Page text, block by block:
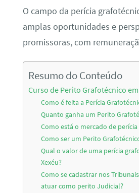
O campo da perícia
amplas oportunidades e
promissoras, com
Resumo do Conteúdo
Curso de Perito Grafotécnico em
Como é feita a Perícia
Quanto ganha um Perito
Como está o mercado de
Como ser um Perito
Qual o valor de uma perícia
Xexéu?
Como se cadastrar nos
atuar como perito Judicial?